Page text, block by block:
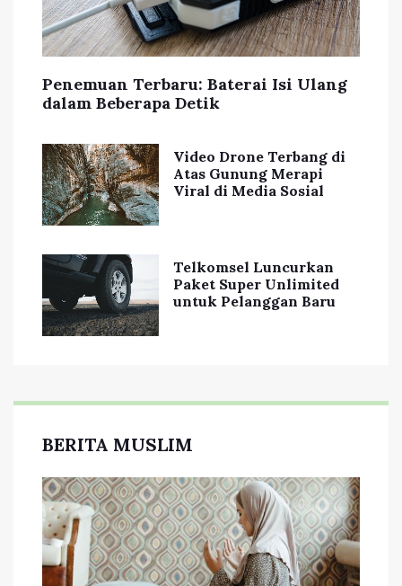
Penemuan Terbaru: Baterai Isi Ulang
dalam Beberapa Detik
Video Drone Terbang di
Atas Gunung Merapi
Viral di Media Sosial
Telkomsel Luncurkan
Paket Super Unlimited
untuk Pelanggan Baru
BERITA MUSLIM